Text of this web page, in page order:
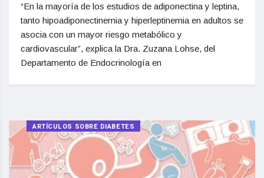
“En la mayoría de los estudios de adiponectina y leptina,
tanto hipoadiponectinemia y hiperleptinemia en adultos se
asocia con un mayor riesgo metabólico y
cardiovascular”, explica la Dra. Zuzana Lohse, del
Departamento de Endocrinología en
ARTÍCULOS SOBRE DIABETES